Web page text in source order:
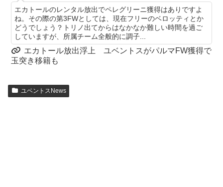
エカトールのレンタル放出でペレグリーニ獲得はありですよ
ね。その際の第3FWとしては、現在フリーのベロッティとか
どうでしょう？トリノ出てからはなかなか難しい時間を過ご
していますが、所属チーム全般的に調子...
エカトール放出浮上 ユベントスがパルマFW獲得で
玉突き移籍も
ユベントスNews